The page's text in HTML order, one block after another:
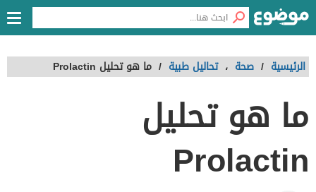
الرئيسية / صحة ، تحاليل طبية / ما هو تحليل Prolactin
ما هو تحليل
Prolactin